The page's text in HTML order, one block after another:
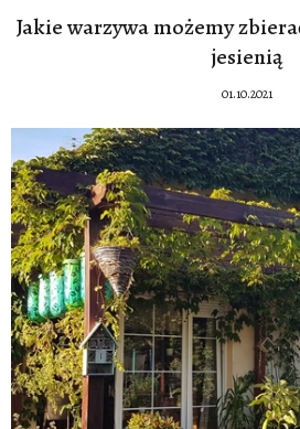
Jakie warzywa możemy
jesienią
01.10.2021